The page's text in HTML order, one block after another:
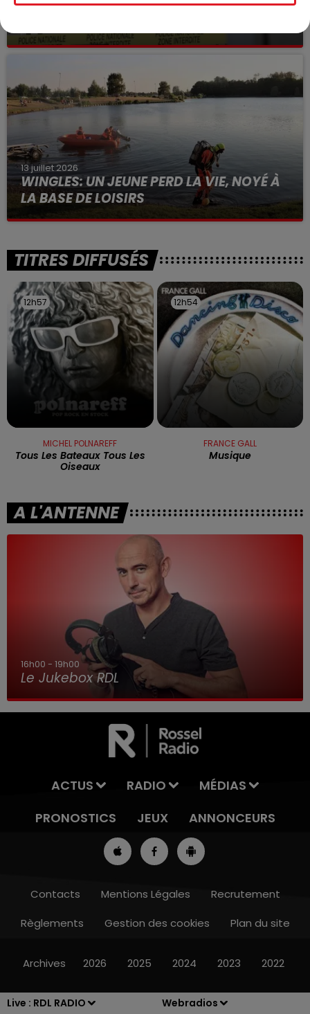
Live : RDL RADIO Webradios
13h00 - 16h00
BÉTHUNE: ENQUÊTE POUR HOMICIDE
Selon les premiers éléments, le logement servait
13 juillet 2026
WINGLES: UN JEUNE PERD LA VIE, NOYÉ À
LA BASE DE LOISIRS
La victime a coulé à pic
TITRES DIFFUSÉS
12h57
12h57
MICHEL POLNAREFF
Tous Les Bateaux Tous Les
Oiseaux
12h54
12h54
FRANCE GALL
Musique
A L'ANTENNE
16h00 - 19h00
Le Jukebox RDL
ACTUS RADIO
MÉDIAS
PRONOSTICS
JEUX ANNONCEURS
Contacts Mentions Légales
Recrutement
Règlements
Gestion des cookies Plan du site
Archives 2026 2025 2024 2023 2022